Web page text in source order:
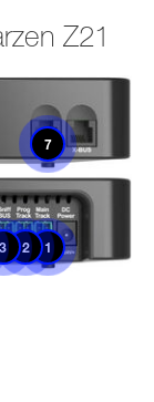
Z21
1
2
3
7